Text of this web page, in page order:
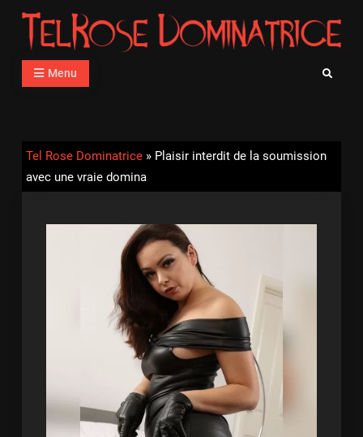
Skip
content
Tel Rose Dominatrice
Téléphone Rose avec des Femmes Dominatrices
Menu Search
Tel Rose Dominatrice» Plaisir interdit de la soumission
avec une vraie domina